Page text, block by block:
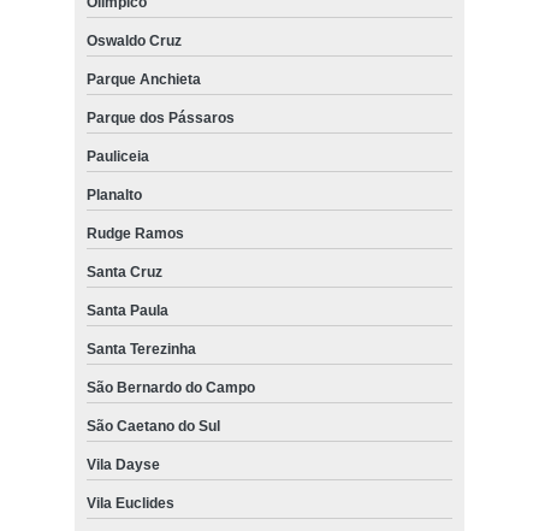
Oswaldo Cruz
Parque Anchieta
Parque dos Pássaros
Pauliceia
Planalto
Rudge Ramos
Santa Cruz
Santa Paula
Santa Terezinha
São Bernardo do Campo
São Caetano do Sul
Vila Dayse
Vila Euclides